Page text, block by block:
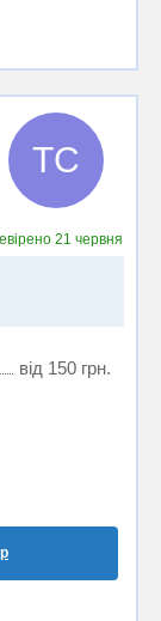
ТС
21 червня
від 150 грн.